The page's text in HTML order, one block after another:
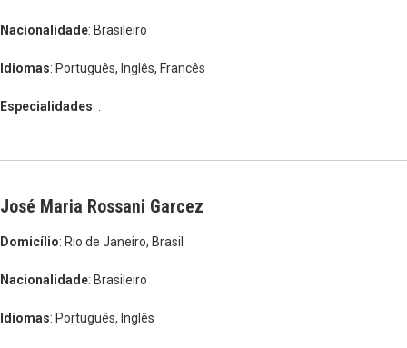
Nacionalidade: Brasileiro
Idiomas: Português, Inglês, Francês
Especialidades: .
José Maria Rossani Garcez
Domicílio: Rio de Janeiro, Brasil
Nacionalidade: Brasileiro
Idiomas: Português, Inglês